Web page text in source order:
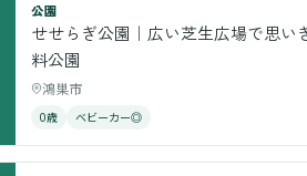
公園
せせらぎ公園｜広い芝生広場で思い
料公園
鴻巣市
0歳 ベビーカー◎